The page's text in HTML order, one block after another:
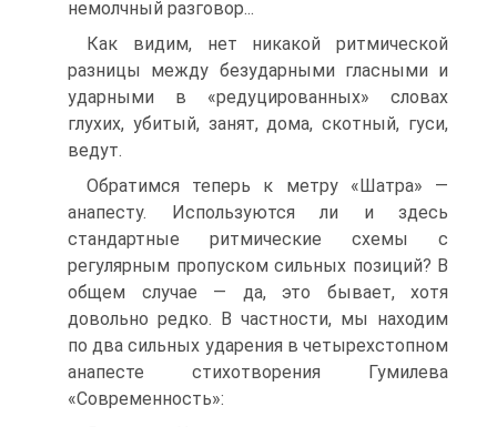
немолчный разговор...
Как видим, нет никакой ритмической
разницы между безударными гласными и
ударными в «редуцированных» словах
глухих, убитый, занят, дома, скотный, гуси,
ведут.
Обратимся теперь к метру «Шатра» —
анапесту. Используются ли и здесь
стандартные ритмические схемы с
регулярным пропуском сильных позиций? В
общем случае — да, это бывает, хотя
довольно редко. В частности, мы находим
по два сильных ударения в четырехстопном
анапесте стихотворения Гумилева
«Современность»: